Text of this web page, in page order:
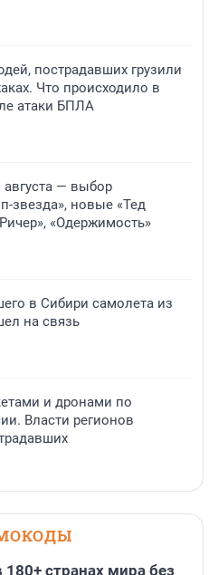
пострадавших грузили
Что происходило в
атаки БПЛА
августа — выбор
звезда», новые «Тед
«Одержимость»
в Сибири самолета из
на связь
и дронами по
Власти регионов
180+ странах мира без